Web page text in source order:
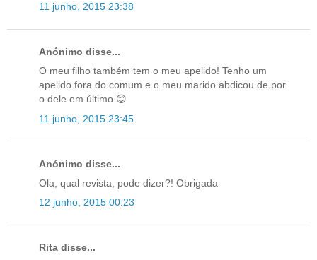
11 junho, 2015 23:38
Anónimo disse...
O meu filho também tem o meu apelido! Tenho um
apelido fora do comum e o meu marido abdicou de por
o dele em último 😊
11 junho, 2015 23:45
Anónimo disse...
Ola, qual revista, pode dizer?! Obrigada
12 junho, 2015 00:23
Rita disse...